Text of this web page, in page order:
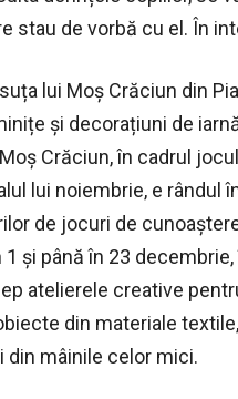
stau de vorbă cu el. În
lui Moș Crăciun din
și decorațiuni de
Moș Crăciun, în cadrul
lui noiembrie, e rândul
de jocuri de
1 și până în 23
atelierele creative
din materiale
din mâinile celor mici.